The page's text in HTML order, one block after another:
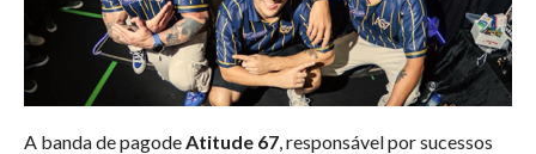
A banda de pagodeAtitude 67, responsável por sucessos